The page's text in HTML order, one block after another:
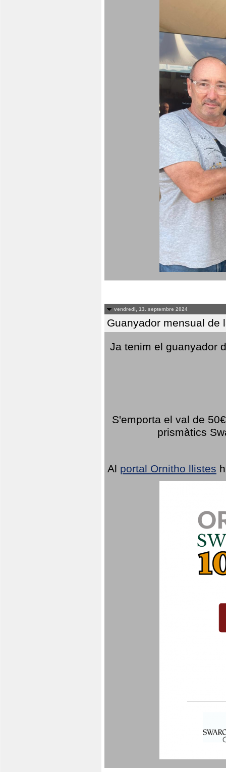
vendredi, 13. septembre 2024
Guanyador mensual de
Ja tenim el guanyador
S'emporta el val de
prismàtics
Al portal Ornitho llistes